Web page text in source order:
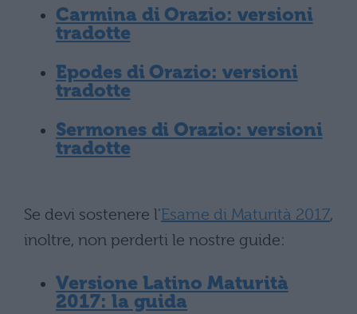
Carmina di Orazio: versioni
tradotte
Epodes di Orazio: versioni
tradotte
Sermones di Orazio: versioni
tradotte
Se devi sostenere l'Esame di Maturità 2017,
inoltre, non perderti le nostre guide:
Versione Latino Maturità
2017: la guida